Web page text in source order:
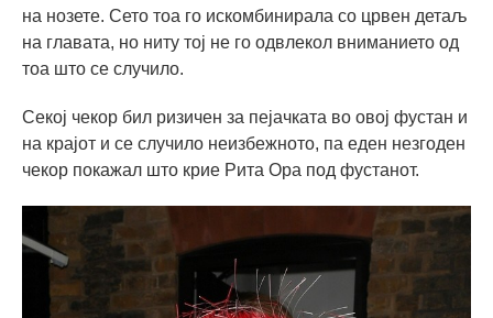
на нозете. Сето тоа го искомбинирала со црвен детаљ
на главата, но ниту тој не го одвлекол вниманието од
тоа што се случило.
Секој чекор бил ризичен за пејачката во овој фустан и
на крајот и се случило неизбежното, па еден незгоден
чекор покажал што крие Рита Ора под фустанот.